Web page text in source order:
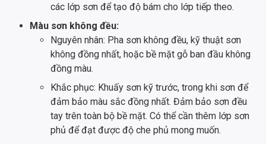
các lớp sơn để tạo độ bám cho lớp tiếp theo.
Màu sơn không đều:
Nguyên nhân: Pha sơn không đều, kỹ thuật sơn
không đồng nhất, hoặc bề mặt gỗ ban đầu không
đồng màu.
Khắc phục: Khuấy sơn kỹ trước, trong khi sơn để
đảm bảo màu sắc đồng nhất. Đảm bảo sơn đều
tay trên toàn bộ bề mặt. Có thể cần thêm lớp sơn
phủ để đạt được độ che phủ mong muốn.